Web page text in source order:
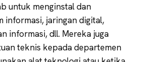
untuk menginstal dan
informasi, jaringan digital,
informasi, dll. Mereka juga
teknis kepada departemen